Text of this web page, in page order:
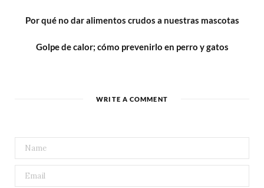
Por qué no dar alimentos crudos a nuestras mascotas
Golpe de calor; cómo prevenirlo en perro y gatos
WRITE A COMMENT